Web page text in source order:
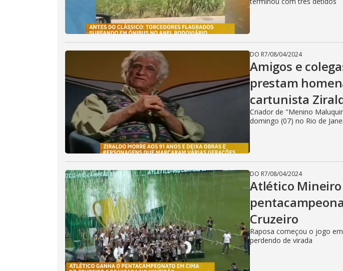
i
d
e
o
DO R7/08/04/2024
Amigos e
prestam
cartunista
Criador de "Menino
domingo (07) no Rio de
DO R7/08/04/2024
Atlético
Cruzeiro
Raposa começou o jogo
perdendo de virada